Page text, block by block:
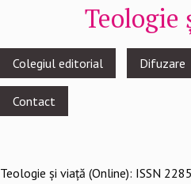
Teologie
Footer
menu
Colegiul editorial Difuzare
Contact
Teologie şi viaţă (Online): ISSN